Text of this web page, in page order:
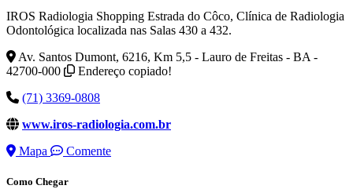
IROS Radiologia Shopping Estrada do Côco, Clínica de Radiologia
Odontológica localizada nas Salas 430 a 432.
Av. Santos Dumont, 6216, Km 5,5 - Lauro de Freitas - BA -
42700-000
Endereço copiado!
(71) 3369-0808
www.iros-radiologia.com.br
Mapa
Comente
Como Chegar